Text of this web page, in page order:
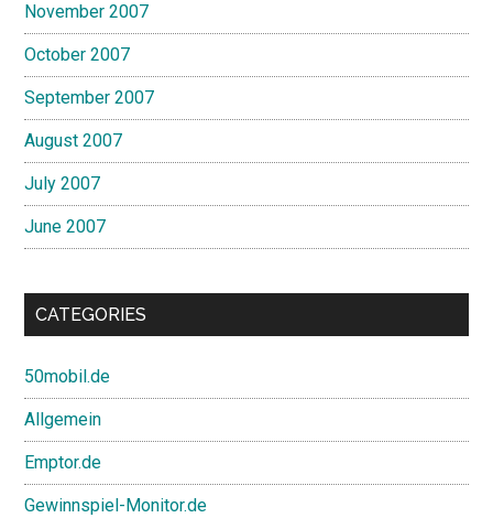
November 2007
October 2007
September 2007
August 2007
July 2007
June 2007
CATEGORIES
50mobil.de
Allgemein
Emptor.de
Gewinnspiel-Monitor.de